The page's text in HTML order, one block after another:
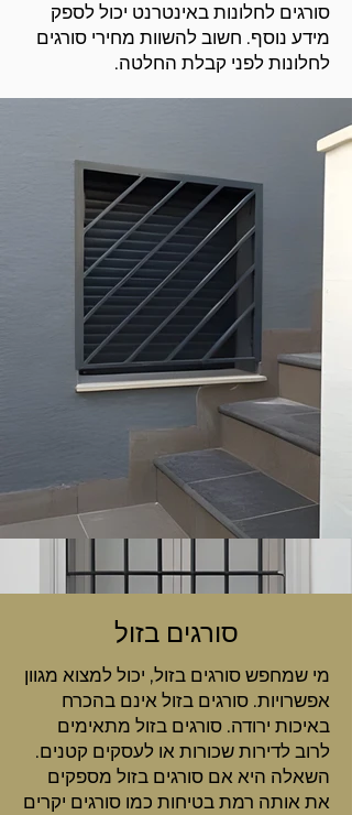
סורגים לחלונות באינטרנט יכול לספק
מידע נוסף. חשוב להשוות מחירי סורגים
לחלונות לפני קבלת החלטה.
סורגים בזול
מי שמחפש סורגים בזול, יכול למצוא מגוון
אפשרויות. סורגים בזול אינם בהכרח
באיכות ירודה. סורגים בזול מתאימים
לרוב לדירות שכורות או לעסקים קטנים.
השאלה היא אם סורגים בזול מספקים
את אותה רמת בטיחות כמו סורגים יקרים